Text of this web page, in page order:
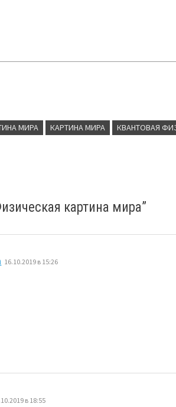
МИРА КАРТИНА МИРА КВАНТОВАЯ
картина мира”
16.10.2019 в 15:26
в 18:55